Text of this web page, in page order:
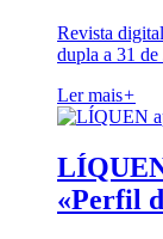
Revista
dupla a 31 de
Ler mais+
«Perfil